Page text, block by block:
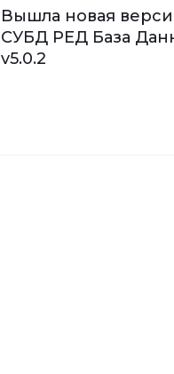
Вышла новая
СУБД РЕД База
v5.0.2